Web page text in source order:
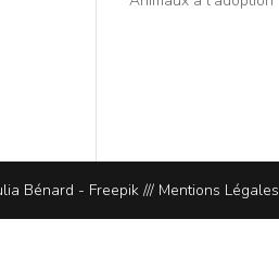
Bénard - Freepik /// Mentions Légales